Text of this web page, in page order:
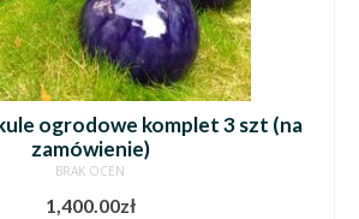
ogrodowe komplet 3 szt (na
zamówienie)
BRAK OCEN
1,400.00zł